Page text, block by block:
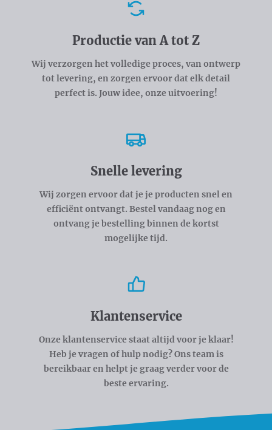
Productie van A tot Z
Wij verzorgen het volledige proces, van ontwerp
tot levering, en zorgen ervoor dat elk detail
perfect is. Jouw idee, onze uitvoering!
Snelle levering
Wij zorgen ervoor dat je je producten snel en
efficiënt ontvangt. Bestel vandaag nog en
ontvang je bestelling binnen de kortst
mogelijke tijd.
Klantenservice
Onze klantenservice staat altijd voor je klaar!
Heb je vragen of hulp nodig? Ons team is
bereikbaar en helpt je graag verder voor de
beste ervaring.